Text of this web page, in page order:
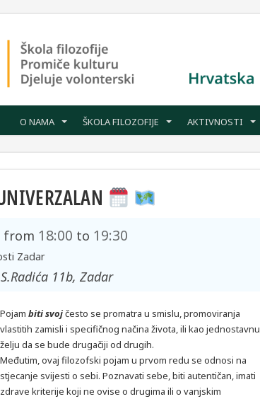
O NAMA ŠKOLA FILOZOFIJE AKTIVNOSTI
from 18:00 to 19:30
Zadar
11b, Zadar
Pojam biti svojčesto se promatra u smislu, promoviranja
vlastitih zamisli i specifičnog načina života, ili kao jednostavnu
želju da se bude drugačiji od drugih.
Međutim, ovaj filozofski pojam u prvom redu se odnosi na
stjecanje svijesti o sebi. Poznavati sebe, biti autentičan, imati
zdrave kriterije koji ne ovise o drugima ili o vanjskim